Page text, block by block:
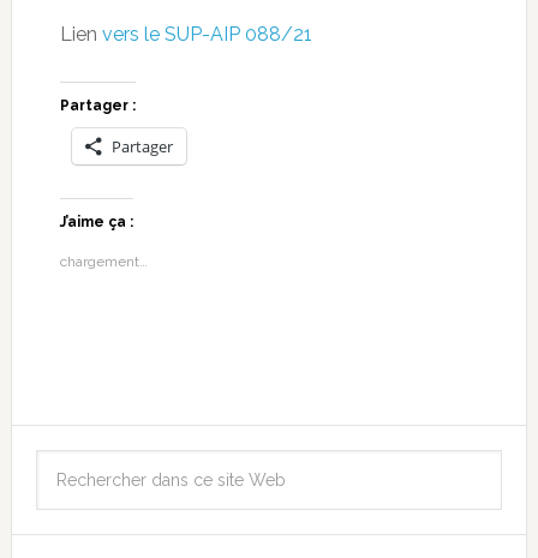
Lien vers le SUP-AIP 088/21
Partager :
Partager
J’aime ça :
chargement…